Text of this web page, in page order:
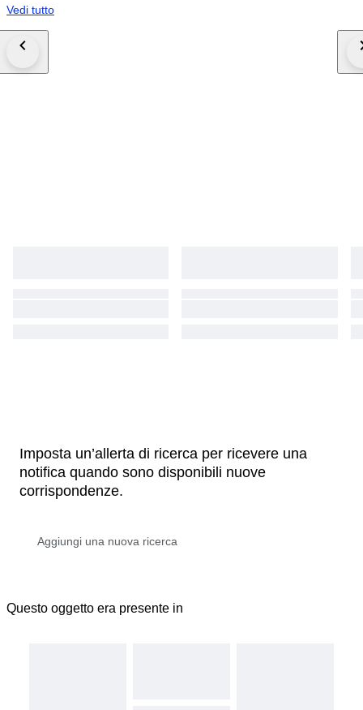
Vedi tutto
Imposta un’allerta di ricerca per ricevere una
notifica quando sono disponibili nuove
corrispondenze.
Questo oggetto era presente in